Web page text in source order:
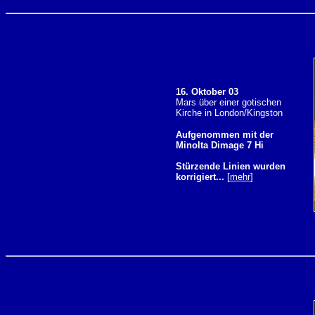
16. Oktober 03
Mars über einer gotischen
Kirche in London/Kingston
Aufgenommen mit der
Minolta Dimage 7 Hi
Stürzende Linien wurden
korrigiert... [mehr]